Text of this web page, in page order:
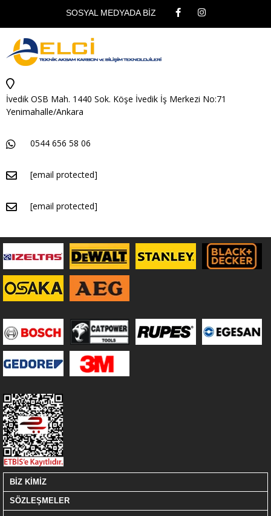
SOSYAL MEDYADA BİZ
İvedik OSB Mah. 1440 Sok. Köşe İvedik İş Merkezi No:71
Yenimahalle/Ankara
0544 656 58 06
[email protected]
[email protected]
BİZ KİMİZ
SÖZLEŞMELER